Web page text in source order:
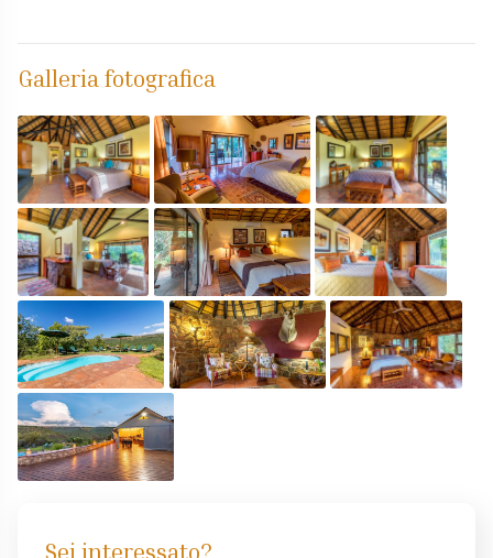
Galleria fotografica
Sei interessato?